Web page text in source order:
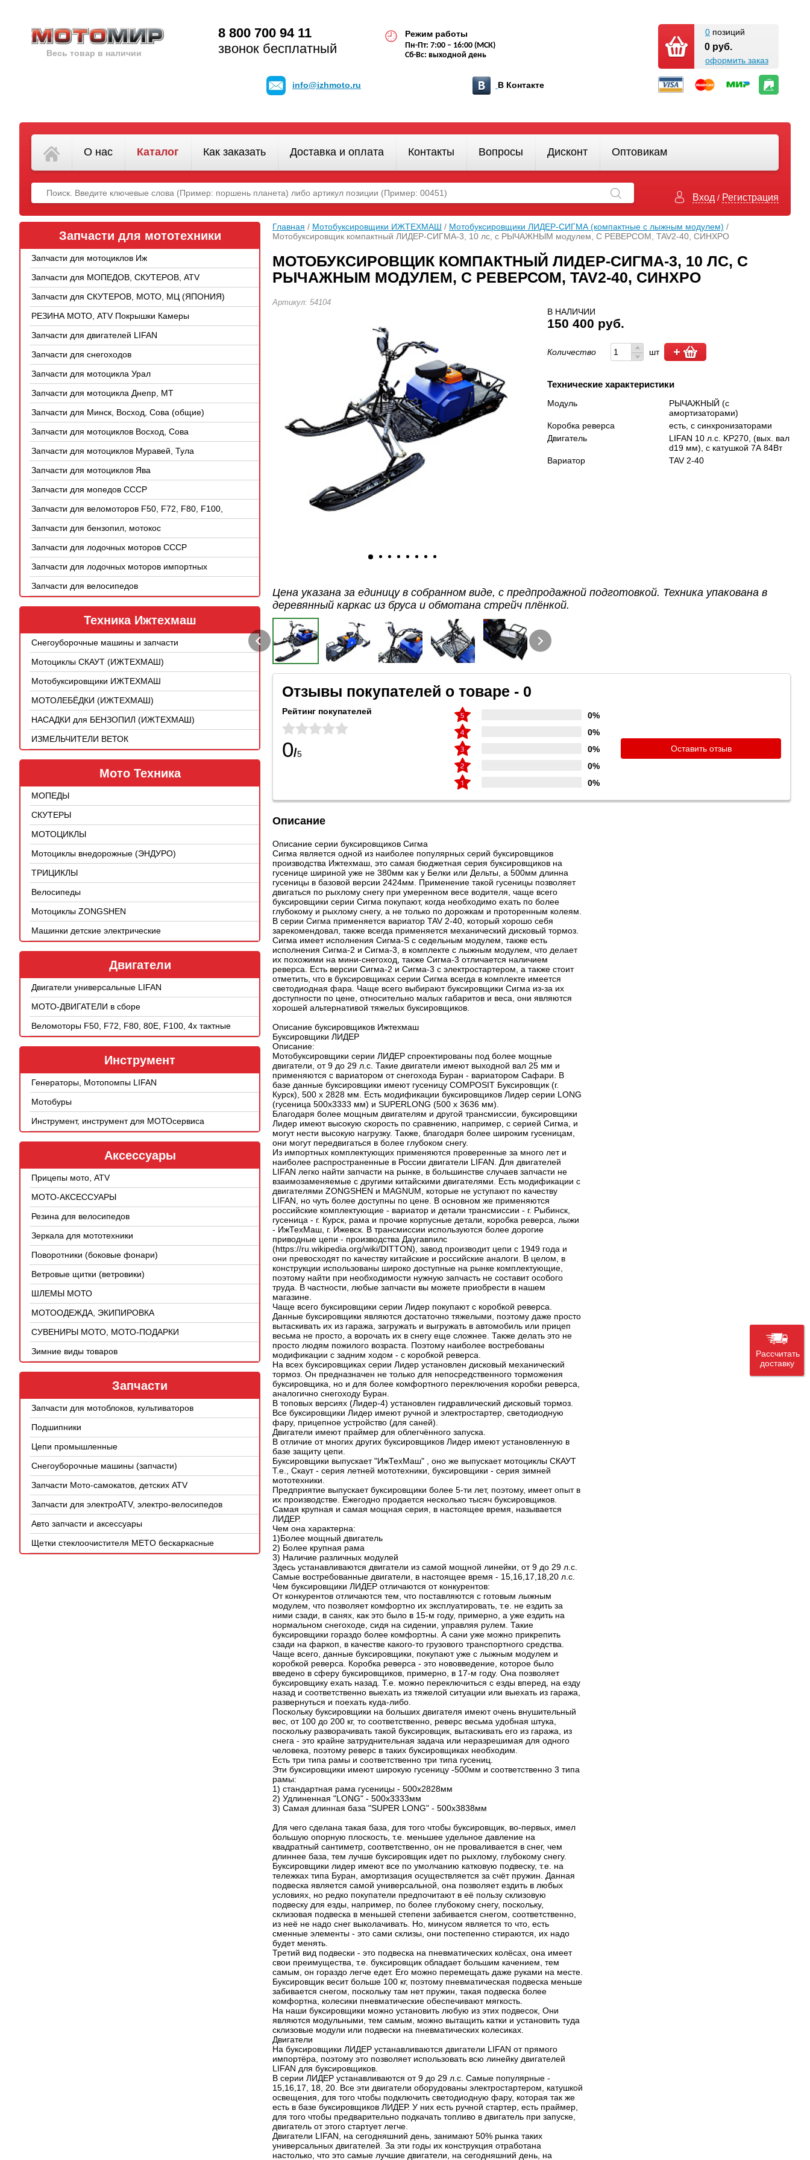
Весь товар в наличии
8 800 700 94 11
звонок бесплатный
Режим работы
Пн-Пт: 7:00 – 16:00 (МСК)
Сб-Вс: выходной день
0 позиций
0 руб.
оформить заказ
info@izhmoto.ru В Контакте
О нас Каталог Как заказать Доставка и оплата Контакты Вопросы Дисконт Оптовикам
Вход / Регистрация
Запчасти для мототехники
Запчасти для мотоциклов Иж
Запчасти для МОПЕДОВ, СКУТЕРОВ, ATV
(КИТАЙ)
Запчасти для СКУТЕРОВ, МОТО, МЦ (ЯПОНИЯ)
РЕЗИНА МОТО, ATV Покрышки Камеры
Запчасти для двигателей LIFAN
Запчасти для снегоходов
Запчасти для мотоцикла Урал
Запчасти для мотоцикла Днепр, МТ
Запчасти для Минск, Восход, Сова (общие)
Запчасти для мотоциклов Восход, Сова
Запчасти для мотоциклов Муравей, Тула
Запчасти для мотоциклов Ява
Запчасти для мопедов СССР
Запчасти для веломоторов F50, F72, F80, F100,
4Т
Запчасти для бензопил, мотокос
Запчасти для лодочных моторов СССР
Запчасти для лодочных моторов импортных
Запчасти для велосипедов
Техника Ижтехмаш
Снегоуборочные машины и запчасти
Мотоциклы СКАУТ (ИЖТЕХМАШ)
Мотобуксировщики ИЖТЕХМАШ
МОТОЛЕБЁДКИ (ИЖТЕХМАШ)
НАСАДКИ для БЕНЗОПИЛ (ИЖТЕХМАШ)
ИЗМЕЛЬЧИТЕЛИ ВЕТОК
Мото Техника
МОПЕДЫ
СКУТЕРЫ
МОТОЦИКЛЫ
Мотоциклы внедорожные (ЭНДУРО)
ТРИЦИКЛЫ
Велосипеды
Мотоциклы ZONGSHEN
Машинки детские электрические
Двигатели
Двигатели универсальные LIFAN
МОТО-ДВИГАТЕЛИ в сборе
Веломоторы F50, F72, F80, 80E, F100, 4х тактные
Инструмент
Генераторы, Мотопомпы LIFAN
Мотобуры
Инструмент, инструмент для МОТОсервиса
Аксессуары
Прицепы мото, ATV
МОТО-АКСЕССУАРЫ
Резина для велосипедов
Зеркала для мототехники
Поворотники (боковые фонари)
Ветровые щитки (ветровики)
ШЛЕМЫ МОТО
МОТООДЕЖДА, ЭКИПИРОВКА
СУВЕНИРЫ МОТО, МОТО-ПОДАРКИ
Зимние виды товаров
Запчасти
Запчасти для мотоблоков, культиваторов
Подшипники
Цепи промышленные
Снегоуборочные машины (запчасти)
Запчасти Мото-самокатов, детских ATV
Запчасти для электроATV, электро-велосипедов
Авто запчасти и аксессуары
Щетки стеклоочистителя METO бескаркасные
Главная / Мотобуксировщики ИЖТЕХМАШ / Мотобуксировщики ЛИДЕР-СИГМА (компактные с лыжным модулем) /
Мотобуксировщик компактный ЛИДЕР-СИГМА-3, 10 лс, с РЫЧАЖНЫМ модулем, С РЕВЕРСОМ, TAV2-40, СИНХРО
МОТОБУКСИРОВЩИК КОМПАКТНЫЙ ЛИДЕР-СИГМА-3, 10 ЛС, С
РЫЧАЖНЫМ МОДУЛЕМ, С РЕВЕРСОМ, TAV2-40, СИНХРО
Артикул: 54104
В НАЛИЧИИ
150 400 руб.
Количество шт
Технические характеристики
Модуль
РЫЧАЖНЫЙ (с
амортизаторами)
Коробка реверса
есть, с синхронизаторами
Двигатель
LIFAN 10 л.с. KP270, (вых. вал
d19 мм), с катушкой 7А 84Вт
Вариатор
TAV 2-40
Цена указана за единицу в собранном виде, с предпродажной подготовкой. Техника упакована в
деревянный каркас из бруса и обмотана стрейч плёнкой.
Отзывы покупателей о товаре - 0
Рейтинг покупателей
0/5
0%
0%
0%
0%
0%
Оставить отзыв
Описание
Описание серии буксировщиков Сигма
Сигма является одной из наиболее популярных серий буксировщиков
производства Ижтехмаш, это самая бюджетная серия буксировщиков на
гусенице шириной уже не 380мм как у Белки или Дельты, а 500мм длинна
гусеницы в базовой версии 2424мм. Применение такой гусеницы позволяет
двигаться по рыхлому снегу при умеренном весе водителя, чаще всего
буксировщики серии Сигма покупают, когда необходимо ехать по более
глубокому и рыхлому снегу, а не только по дорожкам и проторенным колеям.
В серии Сигма применяется вариатор TAV 2-40, который хорошо себя
зарекомендовал, также всегда применяется механический дисковый тормоз.
Сигма имеет исполнения Сигма-S с седельным модулем, также есть
исполнения Сигма-2 и Сигма-3, в комплекте с лыжным модулем, что делает
их похожими на мини-снегоход, также Сигма-3 отличается наличием
реверса. Есть версии Сигма-2 и Сигма-3 с электростартером, а также стоит
отметить, что в буксировщиках серии Сигма всегда в комплекте имеется
светодиодная фара. Чаще всего выбирают буксировщики Сигма из-за их
доступности по цене, относительно малых габаритов и веса, они являются
хорошей альтернативой тяжелых буксировщиков.
Описание буксировщиков Ижтехмаш
Буксировщики ЛИДЕР
Описание:
Мотобуксировщики серии ЛИДЕР спроектированы под более мощные
двигатели, от 9 до 29 л.с. Такие двигатели имеют выходной вал 25 мм и
применяются с вариатором от снегохода Буран - вариатором Сафари. В
базе данные буксировщики имеют гусеницу COMPOSIT Буксировщик (г.
Курск), 500 х 2828 мм. Есть модификации буксировщиков Лидер серии LONG
(гусеница 500х3333 мм) и SUPERLONG (500 х 3636 мм).
Благодаря более мощным двигателям и другой трансмиссии, буксировщики
Лидер имеют высокую скорость по сравнению, например, с серией Сигма, и
могут нести высокую нагрузку. Также, благодаря более широким гусеницам,
они могут передвигаться в более глубоком снегу.
Из импортных комплектующих применяются проверенные за много лет и
наиболее распространенные в России двигатели LIFAN. Для двигателей
LIFAN легко найти запчасти на рынке, в большинстве случаев запчасти не
взаимозаменяемые с другими китайскими двигателями. Есть модификации с
двигателями ZONGSHEN и MAGNUM, которые не уступают по качеству
LIFAN, но чуть более доступны по цене. В основном же применяются
российские комплектующие - вариатор и детали трансмиссии - г. Рыбинск,
гусеница - г. Курск, рама и прочие корпусные детали, коробка реверса, лыжи
- ИжТехМаш, г. Ижевск. В трансмиссии используются более дорогие
приводные цепи - производства Даугавпилс
(https://ru.wikipedia.org/wiki/DITTON), завод производит цепи с 1949 года и
они превосходят по качеству китайские и российские аналоги. В целом, в
конструкции использованы широко доступные на рынке комплектующие,
поэтому найти при необходимости нужную запчасть не составит особого
труда. В частности, любые запчасти вы можете приобрести в нашем
магазине.
Чаще всего буксировщики серии Лидер покупают с коробкой реверса.
Данные буксировщики являются достаточно тяжелыми, поэтому даже просто
вытаскивать их из гаража, загружать и выгружать в автомобиль или прицеп
весьма не просто, а ворочать их в снегу еще сложнее. Также делать это не
просто людям пожилого возраста. Поэтому наиболее востребованы
модификации с задним ходом - с коробкой реверса.
На всех буксировщиках серии Лидер установлен дисковый механический
тормоз. Он предназначен не только для непосредственного торможения
буксировщика, но и для более комфортного переключения коробки реверса,
аналогично снегоходу Буран.
В топовых версиях (Лидер-4) установлен гидравлический дисковый тормоз.
Все буксировщики Лидер имеют ручной и электростартер, светодиодную
фару, прицепное устройство (для саней).
Двигатели имеют праймер для облегчённого запуска.
В отличие от многих других буксировщиков Лидер имеют установленную в
базе защиту цепи.
Буксировщики выпускает "ИжТехМаш" , оно же выпускает мотоциклы СКАУТ
Т.е., Скаут - серия летней мототехники, буксировщики - серия зимней
мототехники.
Предприятие выпускает буксировщики более 5-ти лет, поэтому, имеет опыт в
их производстве. Ежегодно продается несколько тысяч буксировщиков.
Самая крупная и самая мощная серия, в настоящее время, называется
ЛИДЕР.
Чем она характерна:
1)Более мощный двигатель
2) Более крупная рама
3) Наличие различных модулей
Здесь устанавливаются двигатели из самой мощной линейки, от 9 до 29 л.с.
Самые востребованные двигатели, в настоящее время - 15,16,17,18,20 л.с.
Чем буксировщики ЛИДЕР отличаются от конкурентов:
От конкурентов отличаются тем, что поставляются с готовым лыжным
модулем, что позволяет комфортно их эксплуатировать, т.е. не ездить за
ними сзади, в санях, как это было в 15-м году, примерно, а уже ездить на
нормальном снегоходе, сидя на сидении, управляя рулем. Такие
буксировщики гораздо более комфортны. А сани уже можно прикрепить
сзади на фаркоп, в качестве какого-то грузового транспортного средства.
Чаще всего, данные буксировщики, покупают уже с лыжным модулем и
коробкой реверса. Коробка реверса - это нововведение, которое было
введено в сферу буксировщиков, примерно, в 17-м году. Она позволяет
буксировщику ехать назад. Т.е. можно переключиться с езды вперед, на езду
назад и соответственно выехать из тяжелой ситуации или выехать из гаража,
развернуться и поехать куда-либо.
Поскольку буксировщики на больших двигателя имеют очень внушительный
вес, от 100 до 200 кг, то соответственно, реверс весьма удобная штука,
поскольку разворачивать такой буксировщик, вытаскивать его из гаража, из
снега - это крайне затруднительная задача или неразрешимая для одного
человека, поэтому реверс в таких буксировщиках необходим.
Есть три типа рамы и соответственно три типа гусениц.
Эти буксировщики имеют широкую гусеницу -500мм и соответственно 3 типа
рамы:
1) стандартная рама гусеницы - 500х2828мм
2) Удлиненная "LONG" - 500х3333мм
3) Самая длинная база "SUPER LONG" - 500х3838мм
Для чего сделана такая база, для того чтобы буксировщик, во-первых, имел
большую опорную плоскость, т.е. меньшее удельное давление на
квадратный сантиметр, соответственно, он не проваливается в снег, чем
длиннее база, тем лучше буксировщик идет по рыхлому, глубокому снегу.
Буксировщики лидер имеют все по умолчанию катковую подвеску, т.е. на
тележках типа Буран, амортизация осуществляется за счёт пружин. Данная
подвеска является самой универсальной, она позволяет ездить в любых
условиях, но редко покупатели предпочитают в её пользу склизовую
подвеску для езды, например, по более глубокому снегу, поскольку,
склизовая подвеска в меньшей степени забивается снегом, соответственно,
из неё не надо снег выколачивать. Но, минусом является то что, есть
сменные элементы - это сами склизы, они постепенно стираются, их надо
будет менять.
Третий вид подвески - это подвеска на пневматических колёсах, она имеет
свои преимущества, т.е. буксировщик обладает большим качением, тем
самым, он гораздо легче едет. Его можно перемещать даже руками на месте.
Буксировщик весит больше 100 кг, поэтому пневматическая подвеска меньше
забивается снегом, поскольку там нет пружин, такая подвеска более
комфортна, колесики пневматические обеспечивают мягкость.
На наши буксировщики можно установить любую из этих подвесок, Они
являются модульными, тем самым, можно вытащить катки и установить туда
склизовые модули или подвески на пневматических колесиках.
Двигатели
На буксировщики ЛИДЕР устанавливаются двигатели LIFAN от прямого
импортёра, поэтому это позволяет использовать всю линейку двигателей
LIFAN для буксировщиков.
В серии ЛИДЕР устанавливаются от 9 до 29 л.с. Самые популярные -
15,16,17, 18, 20. Все эти двигатели оборудованы электростартером, катушкой
освещения, для того чтобы подключить светодиодную фару, которая так же
есть в базе буксировщиков ЛИДЕР. У них есть ручной стартер, есть праймер,
для того чтобы предварительно подкачать топливо в двигатель при запуске,
двигатель от этого стартует легче.
Двигатели LIFAN, на сегодняшний день, занимают 50% рынка таких
универсальных двигателей. За эти годы их конструкция отработана
настолько, что это самые лучшие двигатели, на сегодняшний день, на
Рассчитать
доставку